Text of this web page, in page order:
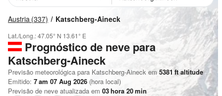
Austria (337) Katschberg-Aineck
Lat./Long.:47.05° N 13.61° E
Prognóstico de neve para
Katschberg-Aineck
Previsão meteorológica para Katschberg-Aineck em 5381 ftaltitude
Emitido: 7 am 07 Aug 2026 (hora local)
Previsão de neve atualizada em 03hora 20min